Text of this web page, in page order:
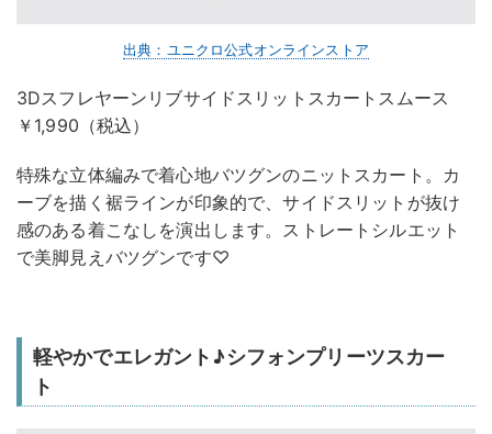
出典：ユニクロ公式オンラインストア
3Dスフレヤーンリブサイドスリットスカートスムース
￥1,990（税込）
特殊な立体編みで着心地バツグンのニットスカート。カ
ーブを描く裾ラインが印象的で、サイドスリットが抜け
感のある着こなしを演出します。ストレートシルエット
で美脚見えバツグンです♡
軽やかでエレガント♪シフォンプリーツスカー
ト